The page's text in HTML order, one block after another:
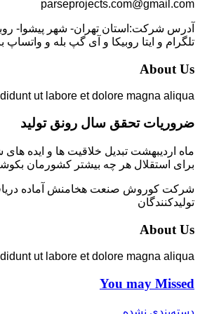
parseprojects.com@gmail.com
تلگرام و ایتا روبیکا و آی گپ بله و واتساپ
About Us
ut labore et dolore magna aliqua.
ضروریات تحقق سال رونق تولید
ماه اردیبهشت تبدیل خلاقیت ها و ایده
برای استقلال هر چه بیشتر کشورمان
شرکت کوروش صنعت هخامنش آماده دریافت
تولیدکنندگان
About Us
ut labore et dolore magna aliqua.
You may Missed
دسته‌بندی نشده